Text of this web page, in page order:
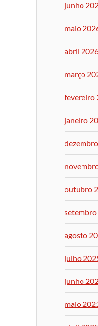
junho
maio
abril 2026
março
fevereiro
janeiro
outubro
agosto
julho
junho
maio